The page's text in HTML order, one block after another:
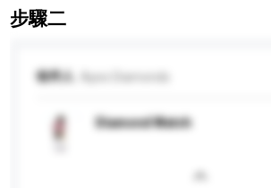
步驟二
收件人
Diamond Watch